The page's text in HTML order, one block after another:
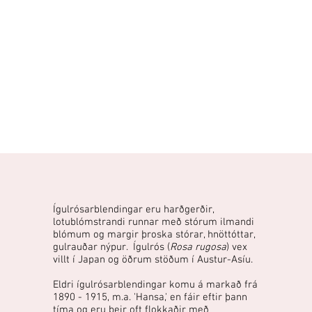
Ígulrósarblendingar eru harðgerðir,
lotublómstrandi runnar með stórum ilmandi
blómum og margir þroska stórar, hnöttóttar,
gulrauðar nýpur. Ígulrós (Rosa rugosa) vex
villt í Japan og öðrum stöðum í Austur-Asíu.
Eldri ígulrósarblendingar komu á markað frá
1890 - 1915, m.a. 'Hansa,' en fáir eftir þann